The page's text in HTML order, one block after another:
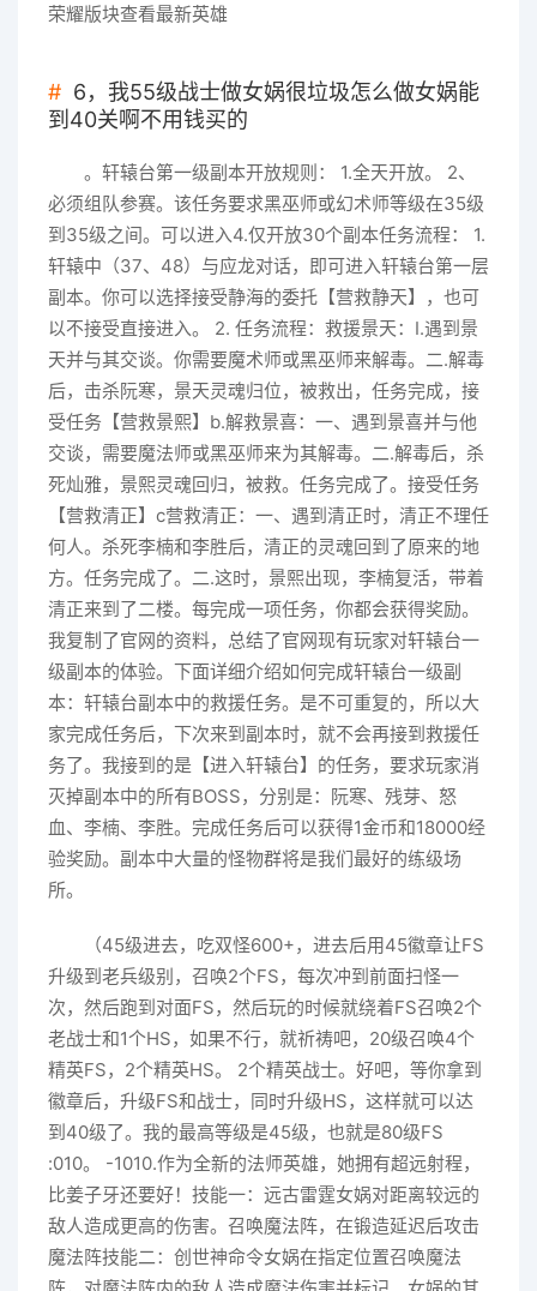
荣耀版块查看最新英雄
6，我55级战士做女娲很垃圾怎么做女娲能
到40关啊不用钱买的
。轩辕台第一级副本开放规则： 1.全天开放。 2、
必须组队参赛。该任务要求黑巫师或幻术师等级在35级
到35级之间。可以进入4.仅开放30个副本任务流程： 1.
轩辕中（37、48）与应龙对话，即可进入轩辕台第一层
副本。你可以选择接受静海的委托【营救静天】，也可
以不接受直接进入。 2. 任务流程：救援景天：I.遇到景
天并与其交谈。你需要魔术师或黑巫师来解毒。二.解毒
后，击杀阮寒，景天灵魂归位，被救出，任务完成，接
受任务【营救景熙】b.解救景喜：一、遇到景喜并与他
交谈，需要魔法师或黑巫师来为其解毒。二.解毒后，杀
死灿雅，景熙灵魂回归，被救。任务完成了。接受任务
【营救清正】c营救清正：一、遇到清正时，清正不理任
何人。杀死李楠和李胜后，清正的灵魂回到了原来的地
方。任务完成了。二.这时，景熙出现，李楠复活，带着
清正来到了二楼。每完成一项任务，你都会获得奖励。
我复制了官网的资料，总结了官网现有玩家对轩辕台一
级副本的体验。下面详细介绍如何完成轩辕台一级副
本：轩辕台副本中的救援任务。是不可重复的，所以大
家完成任务后，下次来到副本时，就不会再接到救援任
务了。我接到的是【进入轩辕台】的任务，要求玩家消
灭掉副本中的所有BOSS，分别是：阮寒、残芽、怒
血、李楠、李胜。完成任务后可以获得1金币和18000经
验奖励。副本中大量的怪物群将是我们最好的练级场
所。
（45级进去，吃双怪600+，进去后用45徽章让FS
升级到老兵级别，召唤2个FS，每次冲到前面扫怪一
次，然后跑到对面FS，然后玩的时候就绕着FS召唤2个
老战士和1个HS，如果不行，就祈祷吧，20级召唤4个
精英FS，2个精英HS。 2个精英战士。好吧，等你拿到
徽章后，升级FS和战士，同时升级HS，这样就可以达
到40级了。我的最高等级是45级，也就是80级FS
:010。 -1010.作为全新的法师英雄，她拥有超远射程，
比姜子牙还要好！技能一：远古雷霆女娲对距离较远的
敌人造成更高的伤害。召唤魔法阵，在锻造延迟后攻击
魔法阵技能二：创世神命令女娲在指定位置召唤魔法